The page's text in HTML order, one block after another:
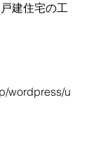
建住宅の工
wordpress/u